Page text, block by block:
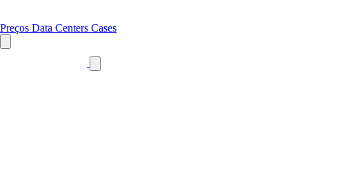
Preços Data Centers Cases